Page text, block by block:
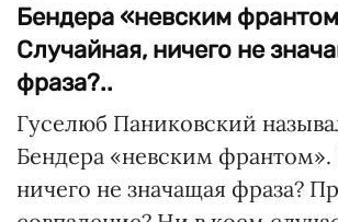
Бендера «невским
Случайная, ничего не
фраза?..
Гуселюб Паниковский
Бендера «невским франтом».
ничего не значащая фраза?